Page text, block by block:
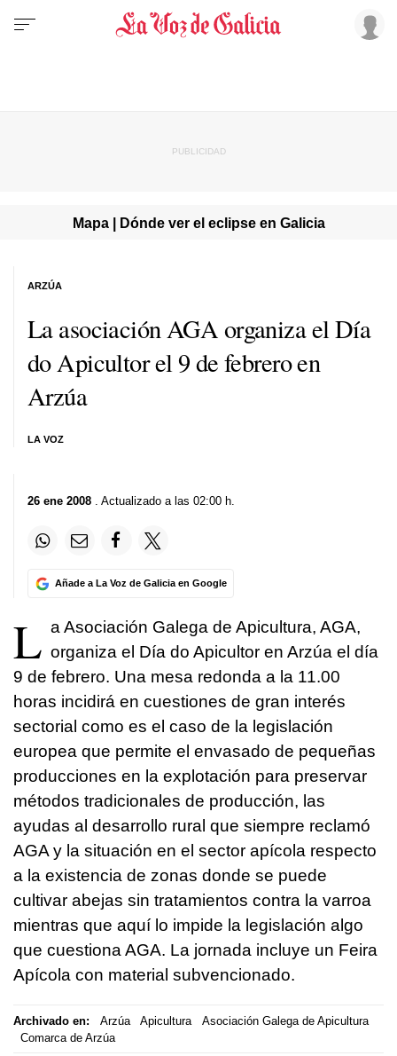
Mapa | Dónde ver el eclipse en Galicia
La asociación AGA organiza el Día
do Apicultor el 9 de febrero en
Arzúa
LA VOZ
ARZÚA
26 ene 2008 . Actualizado a las 02:00 h.
Añade a La Voz de Galicia en Google
L a Asociación Galega de Apicultura, AGA,
organiza el Día do Apicultor en Arzúa el día
9 de febrero. Una mesa redonda a la 11.00
horas incidirá en cuestiones de gran interés
sectorial como es el caso de la legislación
europea que permite el envasado de pequeñas
producciones en la explotación para preservar
métodos tradicionales de producción, las
ayudas al desarrollo rural que siempre reclamó
AGA y la situación en el sector apícola respecto
a la existencia de zonas donde se puede
cultivar abejas sin tratamientos contra la varroa
mientras que aquí lo impide la legislación algo
que cuestiona AGA. La jornada incluye un Feira
Apícola con material subvencionado.
Archivado en: Arzúa Apicultura
Asociación Galega de Apicultura
Comarca de Arzúa